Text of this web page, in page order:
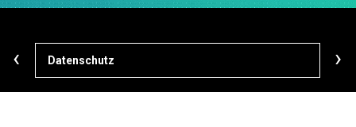
Datenschutz
‹ ›